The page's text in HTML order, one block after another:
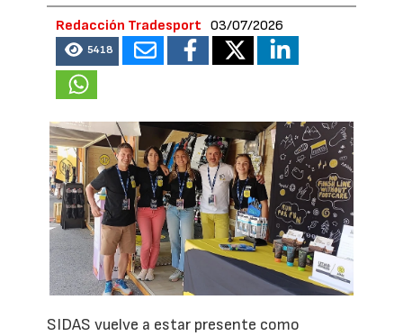
Redacción Tradesport 03/07/2026
5418
SIDAS vuelve a estar presente como